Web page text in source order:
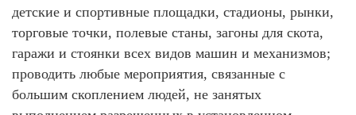
детские и спортивные площадки, стадионы, рынки,
торговые точки, полевые станы, загоны для скота,
гаражи и стоянки всех видов машин и механизмов;
проводить любые мероприятия, связанные с
большим скоплением людей, не занятых